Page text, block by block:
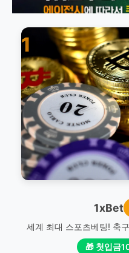
1
1xBet
세계 최대 스포츠베팅! 축
🎁 첫입금